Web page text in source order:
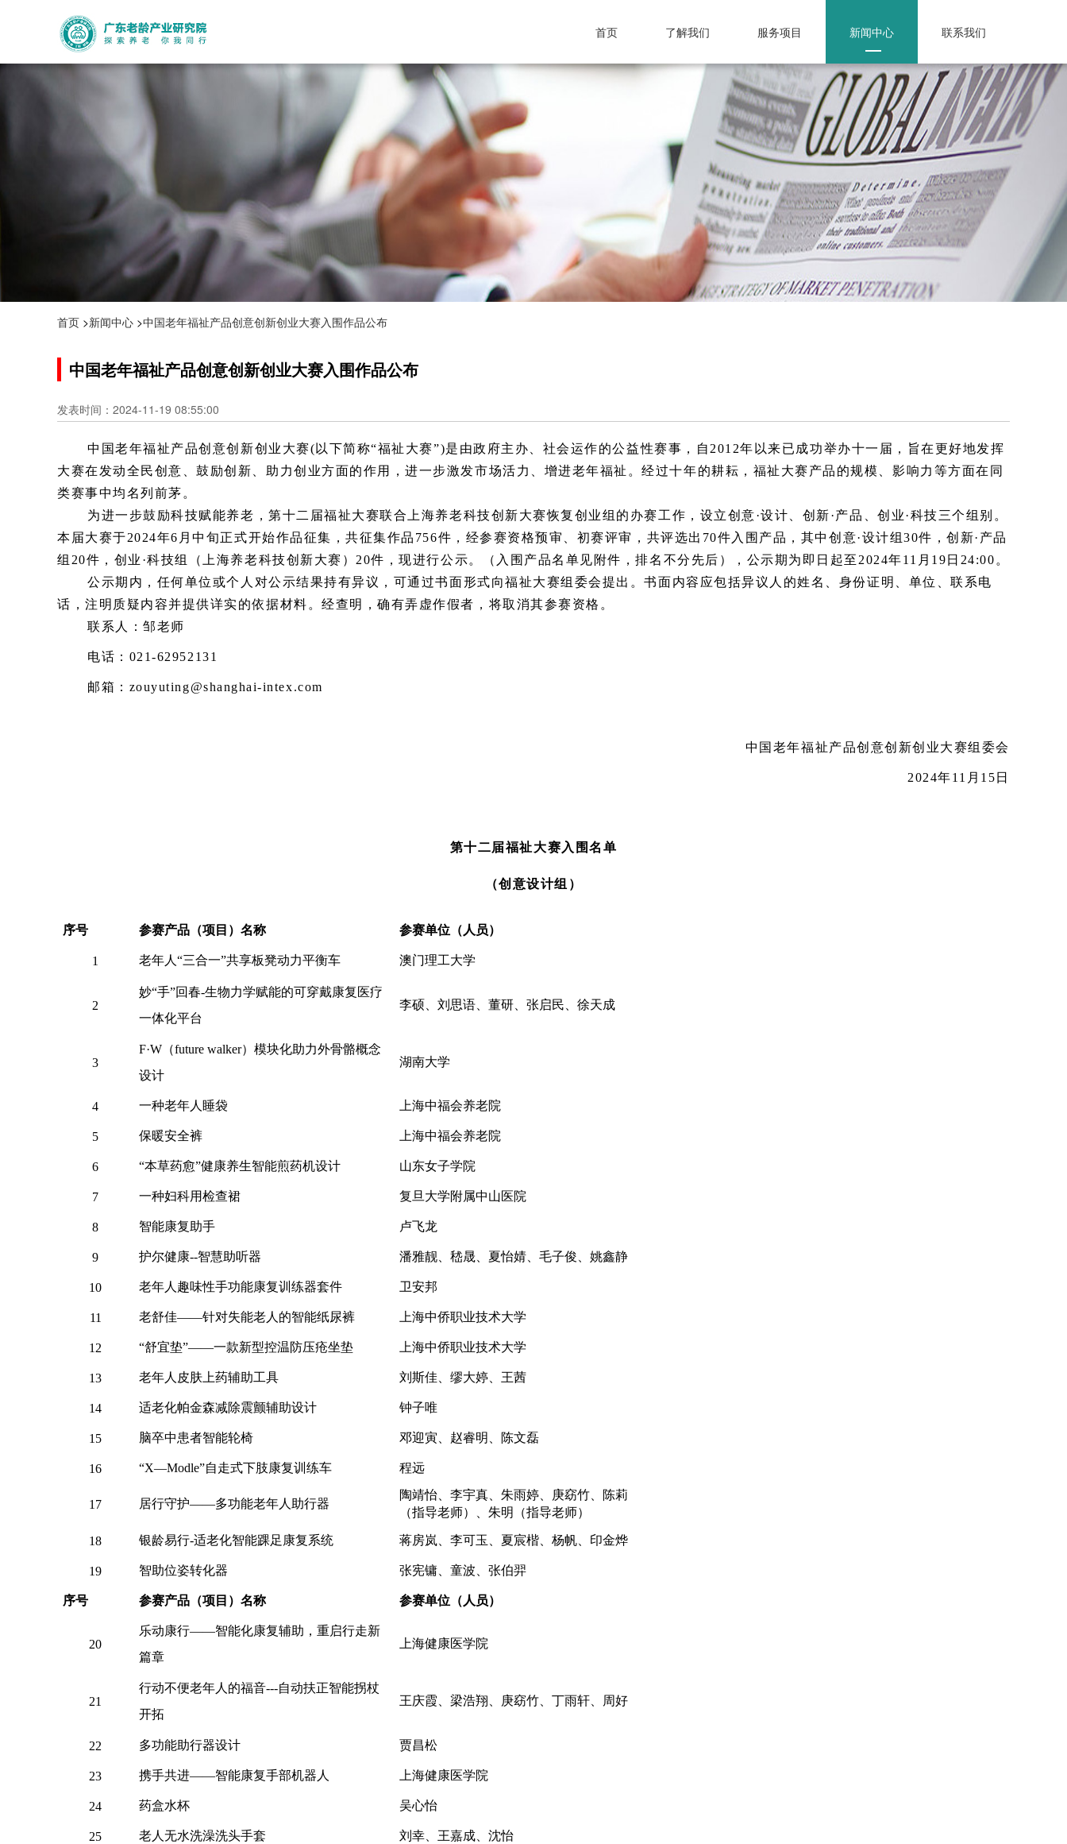
首页 了解我们 服务项目 新闻中心 联系我们
首页 >新闻中心 >中国老年福祉产品创意创新创业大赛入围作品公布
中国老年福祉产品创意创新创业大赛入围作品公布
发表时间：2024-11-19 08:55:00
中国老年福祉产品创意创新创业大赛(以下简称“福祉大赛”)是由政府主办、社会运作的公益性赛事，自2012年以来已成功举办十一届，旨在更好地发挥
大赛在发动全民创意、鼓励创新、助力创业方面的作用，进一步激发市场活力、增进老年福祉。经过十年的耕耘，福祉大赛产品的规模、影响力等方面在同
类赛事中均名列前茅。
为进一步鼓励科技赋能养老，第十二届福祉大赛联合上海养老科技创新大赛恢复创业组的办赛工作，设立创意·设计、创新·产品、创业·科技三个组别。
本届大赛于2024年6月中旬正式开始作品征集，共征集作品756件，经参赛资格预审、初赛评审，共评选出70件入围产品，其中创意·设计组30件，创新·产品
组20件，创业·科技组（上海养老科技创新大赛）20件，现进行公示。（入围产品名单见附件，排名不分先后），公示期为即日起至2024年11月19日24:00。
公示期内，任何单位或个人对公示结果持有异议，可通过书面形式向福祉大赛组委会提出。书面内容应包括异议人的姓名、身份证明、单位、联系电
话，注明质疑内容并提供详实的依据材料。经查明，确有弄虚作假者，将取消其参赛资格。
联系人：邹老师
电话： 021-62952131
邮箱： zouyuting@shanghai-intex.com
中国老年福祉产品创意创新创业大赛组委会
2024年11月1 5 日
第十二届福祉大赛入围名单
（创意设计组）
序号 参赛产品（项目）名称 参赛单位（人员）
1 老年人“三合一”共享板凳动力平衡车 澳门理工大学
2
妙“手”回春-生物力学赋能的可穿戴康复医疗
一体化平台
李硕、刘思语、董研、张启民、徐天成
3
F·W（future walker）模块化助力外骨骼概念
设计
湖南大学
4 一种老年人睡袋 上海中福会养老院
5 保暖安全裤 上海中福会养老院
6 “本草药愈”健康养生智能煎药机设计 山东女子学院
7 一种妇科用检查裙 复旦大学附属中山医院
8 智能康复助手 卢飞龙
9 护尔健康--智慧助听器 潘雅靓、嵇晟、夏怡婧、毛子俊、姚鑫静
10 老年人趣味性手功能康复训练器套件 卫安邦
11 老舒佳——针对失能老人的智能纸尿裤 上海中侨职业技术大学
12 “舒宜垫”——一款新型控温防压疮坐垫 上海中侨职业技术大学
13 老年人皮肤上药辅助工具 刘斯佳、缪大婷、王茜
14 适老化帕金森减除震颤辅助设计 钟子唯
15 脑卒中患者智能轮椅 邓迎寅、赵睿明、陈文磊
16 “X—Modle”自走式下肢康复训练车 程远
17 居行守护——多功能老年人助行器
陶靖怡、李宇真、朱雨婷、庚窈竹、陈莉
（指导老师）、朱明（指导老师）
18 银龄易行-适老化智能踝足康复系统 蒋房岚、李可玉、夏宸楷、杨帆、印金烨
19 智助位姿转化器 张宪镛、童波、张伯羿
序号 参赛产品（项目）名称 参赛单位（人员）
20
乐动康行——智能化康复辅助，重启行走新
篇章
上海健康医学院
21
行动不便老年人的福音---自动扶正智能拐杖
开拓
王庆霞、梁浩翔、庚窈竹、丁雨轩、周好
22 多功能助行器设计 贾昌松
23 携手共进——智能康复手部机器人 上海健康医学院
24 药盒水杯 吴心怡
25 老人无水洗澡洗头手套 刘幸、王嘉成、沈怡